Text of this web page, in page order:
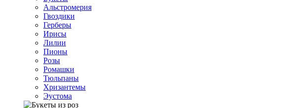
Альстромерия
Гвоздики
Герберы
Ирисы
Лилии
Пионы
Розы
Ромашки
Тюльпаны
Хризантемы
Эустома